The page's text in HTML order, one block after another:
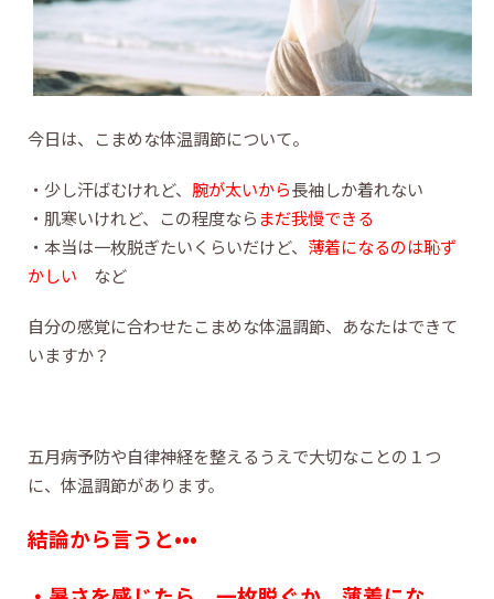
今日は、こまめな体温調節について。
・少し汗ばむけれど、 腕が太いから長袖しか着れない
・肌寒いけれど、この程度なら まだ我慢できる
・本当は一枚脱ぎたいくらいだけど、 薄着になるのは恥ず
かしい など
自分の感覚に合わせたこまめな体温調節、あなたはできて
いますか？
五月病予防や自律神経を整えるうえで大切なことの１つ
に、体温調節があります。
結論から言うと•••